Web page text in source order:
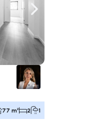
Nach rechts navigieren
77 m² 2 1